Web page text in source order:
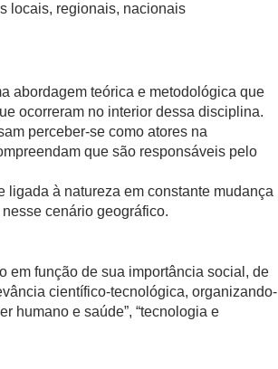
locais, regionais, nacionais
abordagem teórica e metodológica que
ocorreram no interior dessa disciplina.
perceber-se como atores na
que são responsáveis pelo
ligada à natureza em constante mudança
cenário geográfico.
em função de sua importância social, de
científico-tecnológica, organizando-
humano e saúde”, “tecnologia e